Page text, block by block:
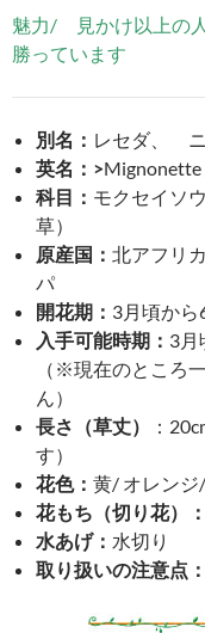
魅力/ 見かけ以上の
勝っています
別名： レセダ、
英名： >Mignonette
科目： モクセイソ
草）
原産国： 北アフリ
パ
開花期： 3月頃から
入手可能時期： 3月
（※現在のところ
ん）
長さ（草丈）
：
す）
花色： 黄/ オレン
花もち（切り花）：
水あげ： 水切り
取り扱いの注意点：